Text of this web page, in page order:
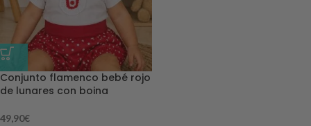
Conjunto flamenco bebé rojo
de lunares con boina
49,90€